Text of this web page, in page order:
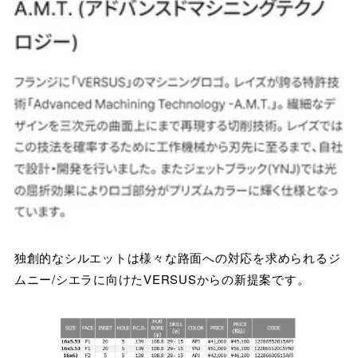
独創的なシルエットは様々な路面への対応を求められるジ
ムニー/シエラに向けたVERSUSからの新提案です。